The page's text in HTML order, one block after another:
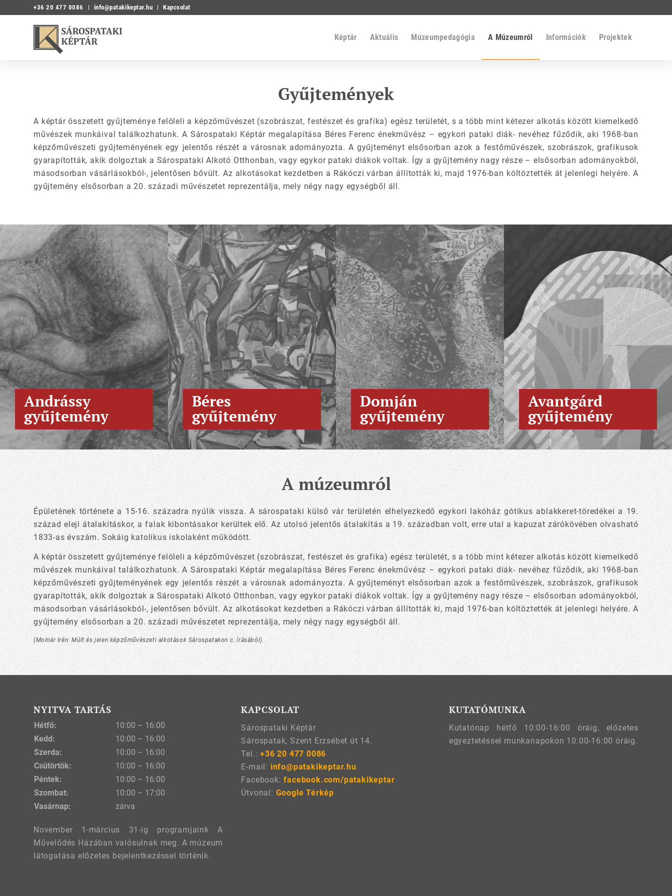
+36 20 477 0086 info@patakikeptar.hu Kapcsolat
Képtár Aktuális Múzeumpedagógia A Múzeumról Információk Projektek
Gyűjtemények
A képtár összetett gyűjteménye felöleli a képzőművészet (szobrászat, festészet és grafika) egész területét, s a több mint kétezer alkotás között kiemelkedő
művészek munkáival találkozhatunk. A Sárospataki Képtár megalapítása Béres Ferenc énekművész – egykori pataki diák- nevéhez fűződik, aki 1968-ban
képzőművészeti gyűjteményének egy jelentős részét a városnak adományozta. A gyűjteményt elsősorban azok a festőművészek, szobrászok, grafikusok
gyarapították, akik dolgoztak a Sárospataki Alkotó Otthonban, vagy egykor pataki diákok voltak. Így a gyűjtemény nagy része – elsősorban adományokból,
másodsorban vásárlásokból-, jelentősen bővült. Az alkotásokat kezdetben a Rákóczi várban állították ki, majd 1976-ban költöztették át jelenlegi helyére. A
gyűjtemény elsősorban a 20. századi művészetet reprezentálja, mely négy nagy egységből áll.
Andrássy
gyűjtemény
Béres
gyűjtemény
Domján
gyűjtemény
Avantgárd
gyűjtemény
A múzeumról
Épületének története a 15-16. századra nyúlik vissza. A sárospataki külső vár területén elhelyezkedő egykori lakóház gótikus ablakkeret-töredékei a 19.
század eleji átalakításkor, a falak kibontásakor kerültek elő. Az utolsó jelentős átalakítás a 19. században volt, erre utal a kapuzat zárókövében olvasható
1833-as évszám. Sokáig katolikus iskolaként működött.
A képtár összetett gyűjteménye felöleli a képzőművészet (szobrászat, festészet és grafika) egész területét, s a több mint kétezer alkotás között kiemelkedő
művészek munkáival találkozhatunk. A Sárospataki Képtár megalapítása Béres Ferenc énekművész – egykori pataki diák- nevéhez fűződik, aki 1968-ban
képzőművészeti gyűjteményének egy jelentős részét a városnak adományozta. A gyűjteményt elsősorban azok a festőművészek, szobrászok, grafikusok
gyarapították, akik dolgoztak a Sárospataki Alkotó Otthonban, vagy egykor pataki diákok voltak. Így a gyűjtemény nagy része – elsősorban adományokból,
másodsorban vásárlásokból-, jelentősen bővült. Az alkotásokat kezdetben a Rákóczi várban állították ki, majd 1976-ban költöztették át jelenlegi helyére. A
gyűjtemény elsősorban a 20. századi művészetet reprezentálja, mely négy nagy egységből áll.
(Molnár Irén: Múlt és jelen képzőművészeti alkotások Sárospatakon c. írásából)
NYITVA TARTÁS
Hétfő:
10:00 – 16:00
Kedd:
10:00 – 16:00
Szerda:
10:00 – 16:00
Csütörtök:
10:00 – 16:00
Péntek:
10:00 – 16:00
Szombat:
10:00 – 17:00
Vasárnap:
zárva
November 1-március 31-ig programjaink A
Művelődés Házában valósulnak meg. A múzeum
látogatása előzetes bejelentkezéssel történik.
KAPCSOLAT
Sárospataki Képtár
Sárospatak, Szent Erzsébet út 14.
Tel.:+36 20 477 0086
E-mail: info@patakikeptar.hu
Facebook:facebook.com/patakikeptar
Útvonal: Google Térkép
KUTATÓMUNKA
Kutatónap hétfő 10:00-16:00 óráig, előzetes
egyeztetéssel munkanapokon 10:00-16:00 óráig.